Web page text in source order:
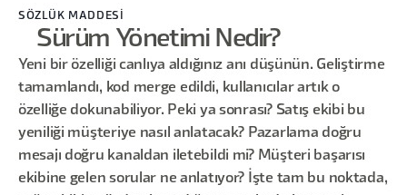
SÖZLÜK MADDESİ
Sürüm Yönetimi Nedir?
Yeni bir özelliği canlıya aldığınız anı düşünün. Geliştirme
tamamlandı, kod merge edildi, kullanıcılar artık o
özelliğe dokunabiliyor. Peki ya sonrası? Satış ekibi bu
yeniliği müşteriye nasıl anlatacak? Pazarlama doğru
mesajı doğru kanaldan iletebildi mi? Müşteri başarısı
ekibine gelen sorular ne anlatıyor? İşte tam bu noktada,